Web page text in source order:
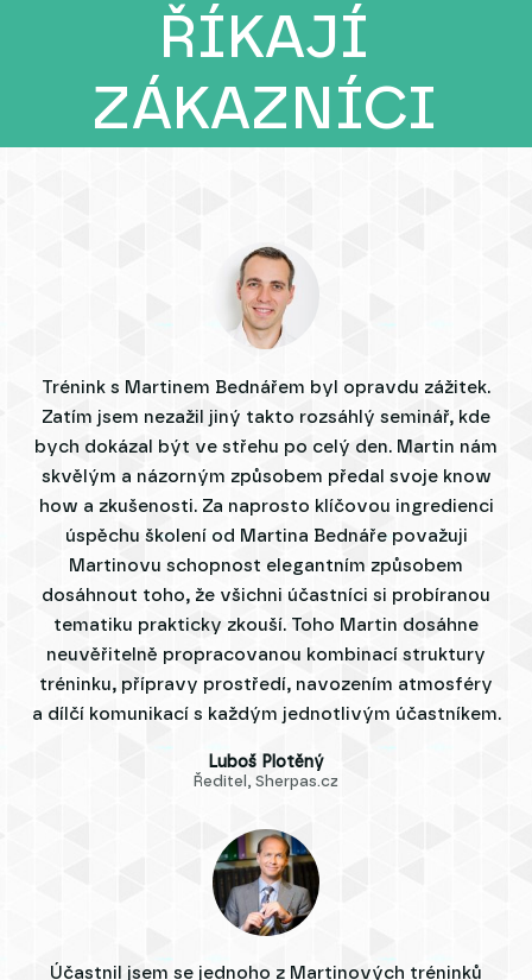
ŘÍKAJÍ
ZÁKAZNÍCI
Trénink s Martinem Bednářem byl opravdu zážitek.
Zatím jsem nezažil jiný takto rozsáhlý seminář, kde
bych dokázal být ve střehu po celý den. Martin nám
skvělým a názorným způsobem předal svoje know
how a zkušenosti. Za naprosto klíčovou ingredienci
úspěchu školení od Martina Bednáře považuji
Martinovu schopnost elegantním způsobem
dosáhnout toho, že všichni účastníci si probíranou
tematiku prakticky zkouší. Toho Martin dosáhne
neuvěřitelně propracovanou kombinací struktury
tréninku, přípravy prostředí, navozením atmosféry
a dílčí komunikací s každým jednotlivým účastníkem.
Luboš Plotěný
Ředitel, Sherpas.cz
Účastnil jsem se jednoho z Martinových tréninků